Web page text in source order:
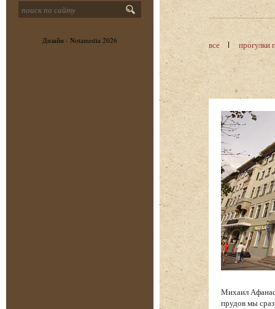
Дизайн - Notamedia 2026 все прогулки
Михаил
прудов мы